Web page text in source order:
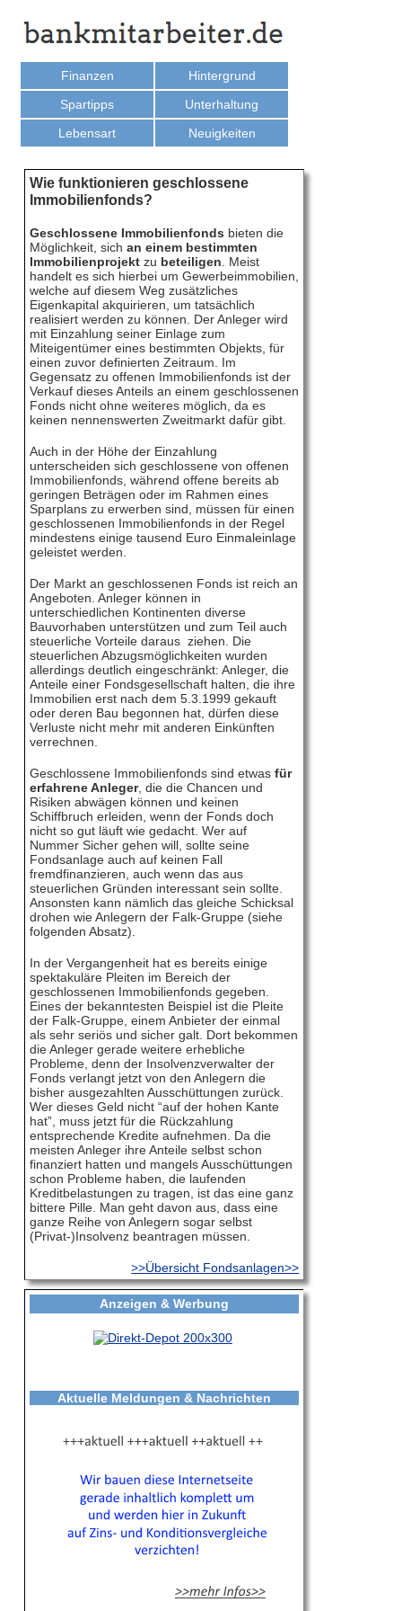
Finanzen
Hintergrund
Spartipps
Unterhaltung
Lebensart
Neuigkeiten
Wie funktionieren geschlossene
Immobilienfonds?
Geschlossene Immobilienfonds bieten die
Möglichkeit, sichan einem bestimmten
Immobilienprojekt zu beteiligen . Meist
handelt es sich hierbei um Gewerbeimmobilien,
welche auf diesem Weg zusätzliches
Eigenkapital akquirieren, um tatsächlich
realisiert werden zu können. Der Anleger wird
mit Einzahlung seiner Einlage zum
Miteigentümer eines bestimmten Objekts, für
einen zuvor definierten Zeitraum. Im
Gegensatz zu offenen Immobilienfonds ist der
Verkauf dieses Anteils an einem geschlossenen
Fonds nicht ohne weiteres möglich, da es
keinen nennenswerten Zweitmarkt dafür gibt.
Auch in der Höhe der Einzahlung
unterscheiden sich geschlossene von offenen
Immobilienfonds, während offene bereits ab
geringen Beträgen oder im Rahmen eines
Sparplans zu erwerben sind, müssen für einen
geschlossenen Immobilienfonds in der Regel
mindestens einige tausend Euro Einmaleinlage
geleistet werden.
Der Markt an geschlossenen Fonds ist reich an
Angeboten. Anleger können in
unterschiedlichen Kontinenten diverse
Bauvorhaben unterstützen und zum Teil auch
steuerliche Vorteile daraus ziehen. Die
steuerlichen Abzugsmöglichkeiten wurden
allerdings deutlich eingeschränkt: Anleger, die
Anteile einer Fondsgesellschaft halten, die ihre
Immobilien erst nach dem 5.3.1999 gekauft
oder deren Bau begonnen hat, dürfen diese
Verluste nicht mehr mit anderen Einkünften
verrechnen.
Geschlossene Immobilienfonds sind etwasfür
erfahrene Anleger, die die Chancen und
Risiken abwägen können und keinen
Schiffbruch erleiden, wenn der Fonds doch
nicht so gut läuft wie gedacht. Wer auf
Nummer Sicher gehen will, sollte seine
Fondsanlage auch auf keinen Fall
fremdfinanzieren, auch wenn das aus
steuerlichen Gründen interessant sein sollte.
Ansonsten kann nämlich das gleiche Schicksal
drohen wie Anlegern der Falk-Gruppe (siehe
folgenden Absatz).
In der Vergangenheit hat es bereits einige
spektakuläre Pleiten im Bereich der
geschlossenen Immobilienfonds gegeben.
Eines der bekanntesten Beispiel ist die Pleite
der Falk-Gruppe, einem Anbieter der einmal
als sehr seriös und sicher galt. Dort bekommen
die Anleger gerade weitere erhebliche
Probleme, denn der Insolvenzverwalter der
Fonds verlangt jetzt von den Anlegern die
bisher ausgezahlten Ausschüttungen zurück.
Wer dieses Geld nicht “auf der hohen Kante
hat”, muss jetzt für die Rückzahlung
entsprechende Kredite aufnehmen. Da die
meisten Anleger ihre Anteile selbst schon
finanziert hatten und mangels Ausschüttungen
schon Probleme haben, die laufenden
Kreditbelastungen zu tragen, ist das eine ganz
bittere Pille. Man geht davon aus, dass eine
ganze Reihe von Anlegern sogar selbst
(Privat-)Insolvenz beantragen müssen.
>>Übersicht Fondsanlagen>>
Anzeigen & Werbung
Aktuelle Meldungen & Nachrichten